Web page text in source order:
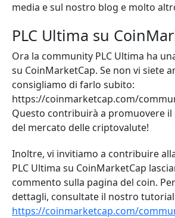
media e sul nostro blog e molto
PLC Ultima su
Ora la community PLC Ultima ha
su CoinMarketCap. Se non vi siete
consigliamo di farlo subito:
https://coinmarketcap.com/
Questo contribuirà a promuovere
del mercato delle criptovalute!
Inoltre, vi invitiamo a contribuire
PLC Ultima su CoinMarketCap
commento sulla pagina del coin.
dettagli, consultate il nostro tutorial
https://coinmarketcap.com/